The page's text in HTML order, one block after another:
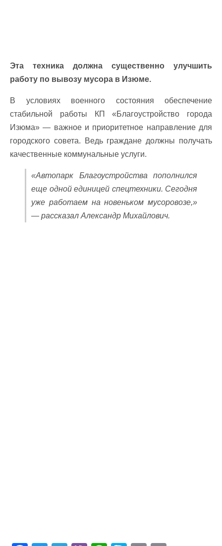
Эта техника должна существенно улучшить
работу по вывозу мусора в Изюме.
В условиях военного состояния обеспечение
стабильной работы КП «Благоустройство города
Изюма» — важное и приоритетное направление для
городского совета. Ведь граждане должны получать
качественные коммунальные услуги.
«Автопарк Благоустройства пополнился
еще одной единицей спецтехники. Сегодня
уже работаем на новеньком мусоровозе,»
— рассказал Александр Михайлович.